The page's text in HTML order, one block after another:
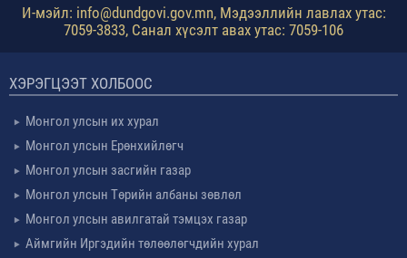
И-мэйл: info@dundgovi.gov.mn, Мэдээллийн лавлах утас:
7059-3833, Санал хүсэлт авах утас: 7059-106
ХЭРЭГЦЭЭТ ХОЛБООС
Монгол улсын их хурал
Монгол улсын Ерөнхийлөгч
Монгол улсын засгийн газар
Монгол улсын Төрийн албаны зөвлөл
Монгол улсын авилгатай тэмцэх газар
Аймгийн Иргэдийн төлөөлөгчдийн хурал